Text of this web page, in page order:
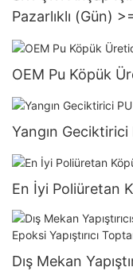
Pazarlıklı (Gün)
OEM Pu Köpük
Yangın
En İyi Poliüretan
Dış Mekan